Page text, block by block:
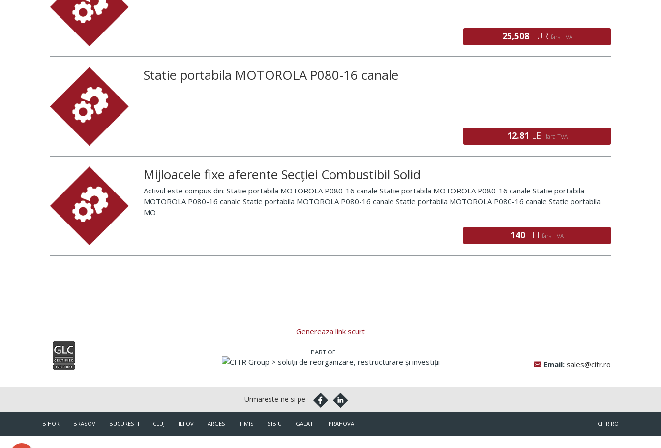
25,508 EUR fara TVA
Statie portabila MOTOROLA P080-16 canale
12.81 LEI fara TVA
Mijloacele fixe aferente Secției Combustibil Solid
Activul este compus din: Statie portabila MOTOROLA P080-16 canale Statie portabila MOTOROLA P080-16 canale Statie portabila
MOTOROLA P080-16 canale Statie portabila MOTOROLA P080-16 canale Statie portabila MOTOROLA P080-16 canale Statie portabila
MO
140 LEI fara TVA
Genereaza link scurt
Email: sales@citr.ro
BIHOR BRASOV BUCURESTI CLUJ ILFOV ARGES TIMIS SIBIU GALATI PRAHOVA CITR.RO